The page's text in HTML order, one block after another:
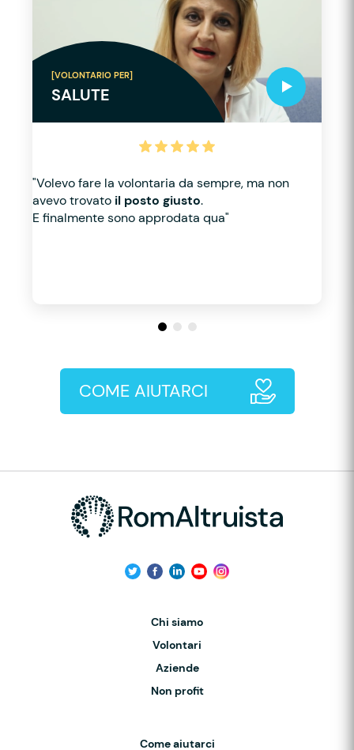
[VOLONTARIO PER]
SALUTE
"Volevo fare la volontaria da sempre, ma non
avevo trovato il posto giusto.
E finalmente sono approdata qua"
COME AIUTARCI
Chi siamo
Volontari
Aziende
Non profit
Come aiutarci